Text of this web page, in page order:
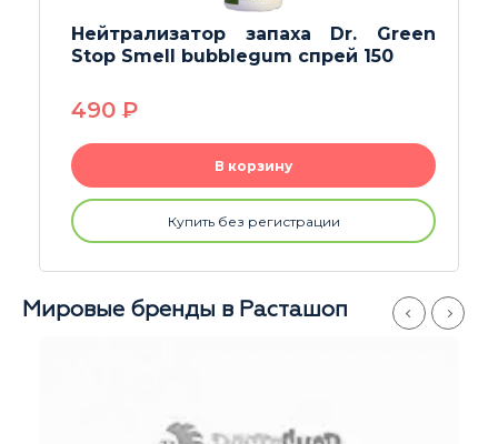
Dr. Green
150
Нейтрализатор
Stop Smell Bubble Gum
В корзину
Купить без
Мировые бренды в Расташоп